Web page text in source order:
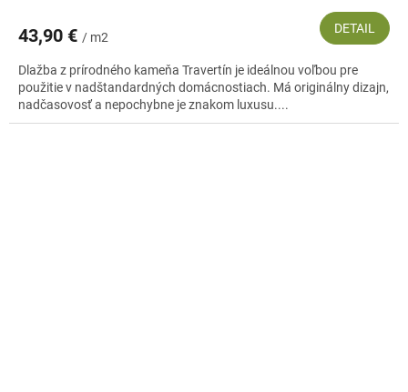
43,90 € / m2
DETAIL
Dlažba z prírodného kameňa Travertín je ideálnou voľbou pre
použitie v nadštandardných domácnostiach. Má originálny dizajn,
nadčasovosť a nepochybne je znakom luxusu....